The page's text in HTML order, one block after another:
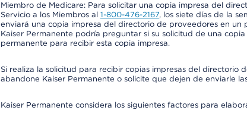
Miembro de Medicare: Para solicitar una copia impresa del
Servicio a los Miembros al 1-800-476-2167, los siete días de la
enviará una copia impresa del directorio de proveedores en un
Kaiser Permanente podría preguntar si su solicitud de una
permanente para recibir esta copia impresa.
Si realiza la solicitud para recibir copias impresas del directorio
abandone Kaiser Permanente o solicite que dejen de enviarle
Kaiser Permanente considera los siguientes factores para